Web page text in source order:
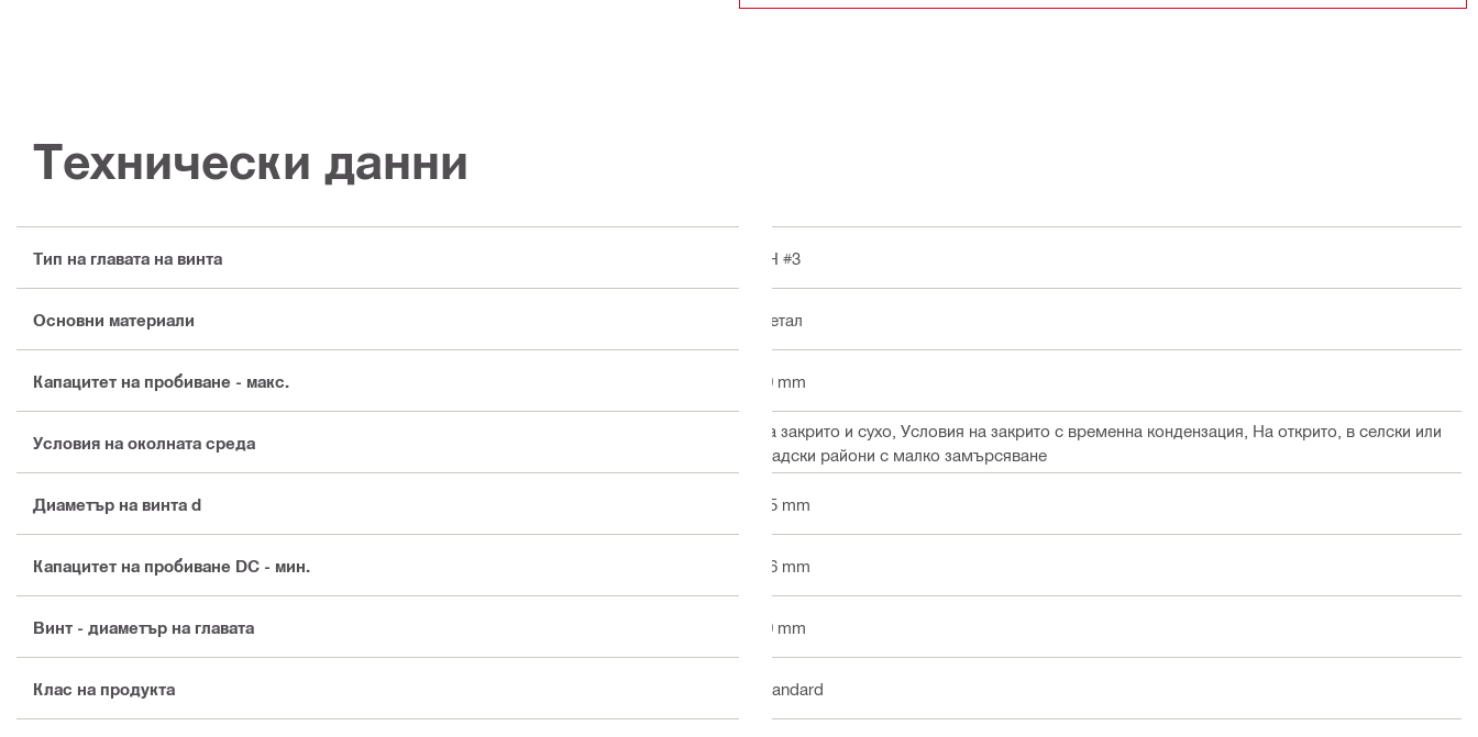
Технически данни
Тип на главата на винта PH #3
Основни материали Метал
Капацитет на пробиване - макс. 10 mm
Условия на околната среда
На закрито и сухо, Условия на закрито с временна кондензация, На открито, в селски или
градски райони с малко замърсяване
Диаметър на винта d 5.5 mm
Капацитет на пробиване DC - мин. 4.6 mm
Винт - диаметър на главата 10 mm
Клас на продукта Standard